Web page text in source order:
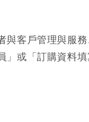
客戶管理與服
或「訂購資料填